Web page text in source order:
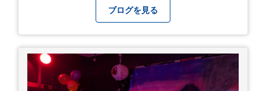
ブログを見る